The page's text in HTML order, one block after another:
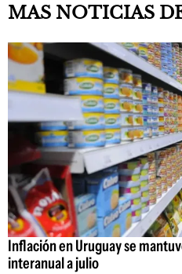
MAS NOTICIAS
Inflación en Uruguay se
interanual a julio